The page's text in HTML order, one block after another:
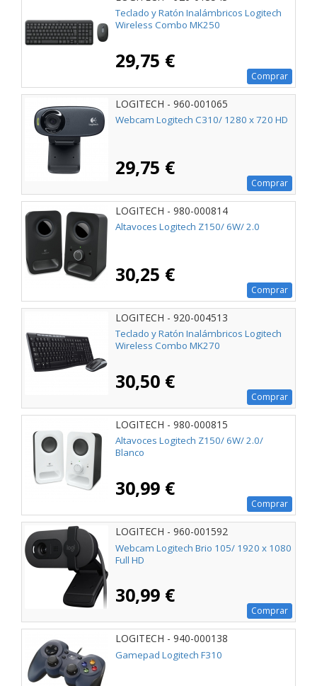
Teclado y Ratón Inalámbricos Logitech
Wireless Combo MK250
29,75 €
Comprar
LOGITECH - 960-001065
Webcam Logitech C310/ 1280 x 720 HD
29,75 €
Comprar
LOGITECH - 980-000814
Altavoces Logitech Z150/ 6W/ 2.0
30,25 €
Comprar
LOGITECH - 920-004513
Teclado y Ratón Inalámbricos Logitech
Wireless Combo MK270
30,50 €
Comprar
LOGITECH - 980-000815
Altavoces Logitech Z150/ 6W/ 2.0/
Blanco
30,99 €
Comprar
LOGITECH - 960-001592
Webcam Logitech Brio 105/ 1920 x 1080
Full HD
30,99 €
Comprar
LOGITECH - 940-000138
Gamepad Logitech F310